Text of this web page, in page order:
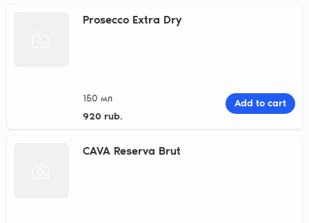
Prosecco Extra Dry
150 мл
920 rub.
Add to cart
CAVA Reserva Brut